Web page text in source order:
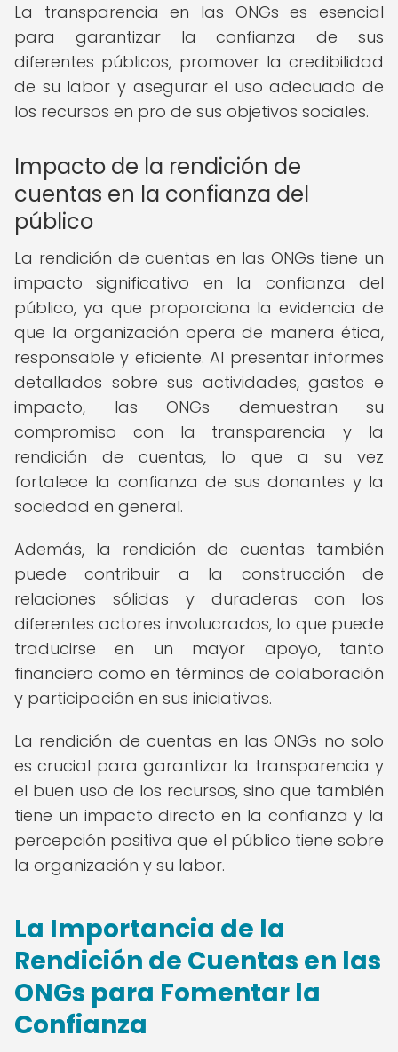
La transparencia en las ONGs es esencial
para garantizar la confianza de sus
diferentes públicos, promover la credibilidad
de su labor y asegurar el uso adecuado de
los recursos en pro de sus objetivos sociales.
Impacto de la rendición de
cuentas en la confianza del
público
La rendición de cuentas en las ONGs tiene un
impacto significativo en la confianza del
público, ya que proporciona la evidencia de
que la organización opera de manera ética,
responsable y eficiente. Al presentar informes
detallados sobre sus actividades, gastos e
impacto, las ONGs demuestran su
compromiso con la transparencia y la
rendición de cuentas, lo que a su vez
fortalece la confianza de sus donantes y la
sociedad en general.
Además, la rendición de cuentas también
puede contribuir a la construcción de
relaciones sólidas y duraderas con los
diferentes actores involucrados, lo que puede
traducirse en un mayor apoyo, tanto
financiero como en términos de colaboración
y participación en sus iniciativas.
La rendición de cuentas en las ONGs no solo
es crucial para garantizar la transparencia y
el buen uso de los recursos, sino que también
tiene un impacto directo en la confianza y la
percepción positiva que el público tiene sobre
la organización y su labor.
La Importancia de la
Rendición de Cuentas en las
ONGs para Fomentar la
Confianza